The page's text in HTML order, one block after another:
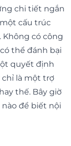
chi tiết ngắn
cấu trúc
Không có công
thể đánh bại
quyết định
là một trợ
thế. Bây giờ
để biết nội